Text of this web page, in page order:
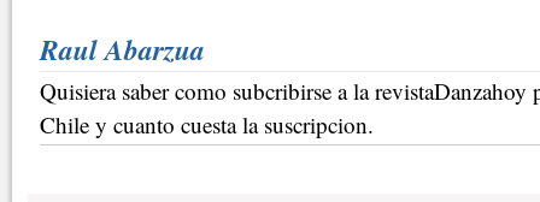
Raul Abarzua
Quisiera saber como subcribirse a la revistaDanzahoy
Chile y cuanto cuesta la suscripcion.